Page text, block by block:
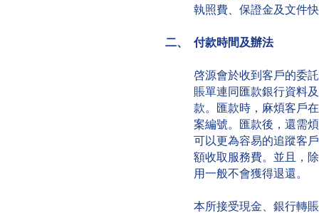
執照費、保證金及文件
二、 付款時間及辦法
啓源會於收到客戶的委
賬單連同匯款銀行資料
款。匯款時，麻煩客戶
案編號。匯款後，還需
可以更為容易的追蹤客
額收取服務費。並且，
用一般不會獲得退還。
本所接受現金、銀行轉